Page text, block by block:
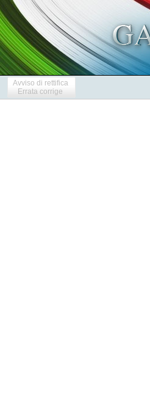
Avviso di rettifica
Errata corrige